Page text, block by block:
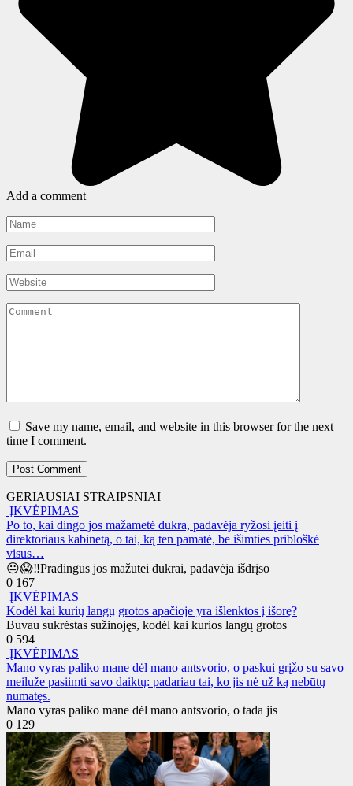
Add a comment
Name
*
Email
*
Website
Comment
Save my name, email, and website in this browser for the next
time I comment.
GERIAUSIAI STRAIPSNIAI
ĮKVĖPIMAS
Po to, kai dingo jos mažametė dukra, padavėja ryžosi įeiti į
direktoriaus kabinetą, o tai, ką ten pamatė, be išimties pribloškė
visus…
😐😱‼️Pradingus jos mažutei dukrai, padavėja išdrįso
0 167
ĮKVĖPIMAS
Kodėl kai kurių langų grotos apačioje yra išlenktos į išorę?
Buvau sukrėstas sužinojęs, kodėl kai kurios langų grotos
0 594
ĮKVĖPIMAS
Mano vyras paliko mane dėl mano antsvorio, o paskui grįžo su savo
meiluže pasiimti savo daiktų: padariau tai, ko jis nė už ką nebūtų
numatęs.
Mano vyras paliko mane dėl mano antsvorio, o tada jis
0 129